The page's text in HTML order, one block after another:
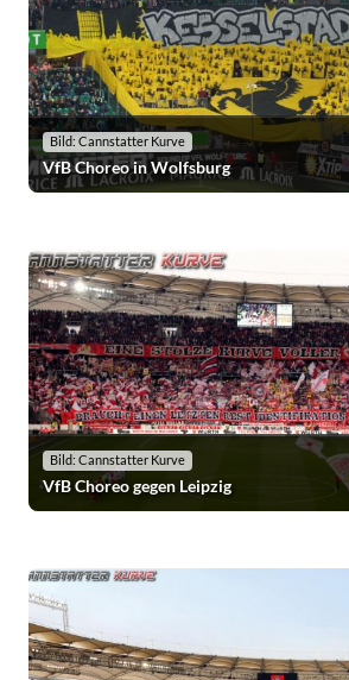
Bild: Cannstatter Kurve
VfB Choreo in Wolfsburg
Bild: Cannstatter Kurve
VfB Choreo gegen Leipzig